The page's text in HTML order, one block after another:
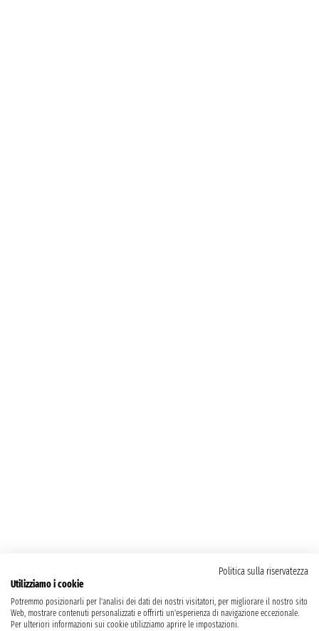
Politica sulla riservatezza
Utilizziamo i cookie
Potremmo posizionarli per l'analisi dei dati dei nostri visitatori, per migliorare il nostro sito
Web, mostrare contenuti personalizzati e offrirti un'esperienza di navigazione eccezionale.
Per ulteriori informazioni sui cookie utilizziamo aprire le impostazioni.